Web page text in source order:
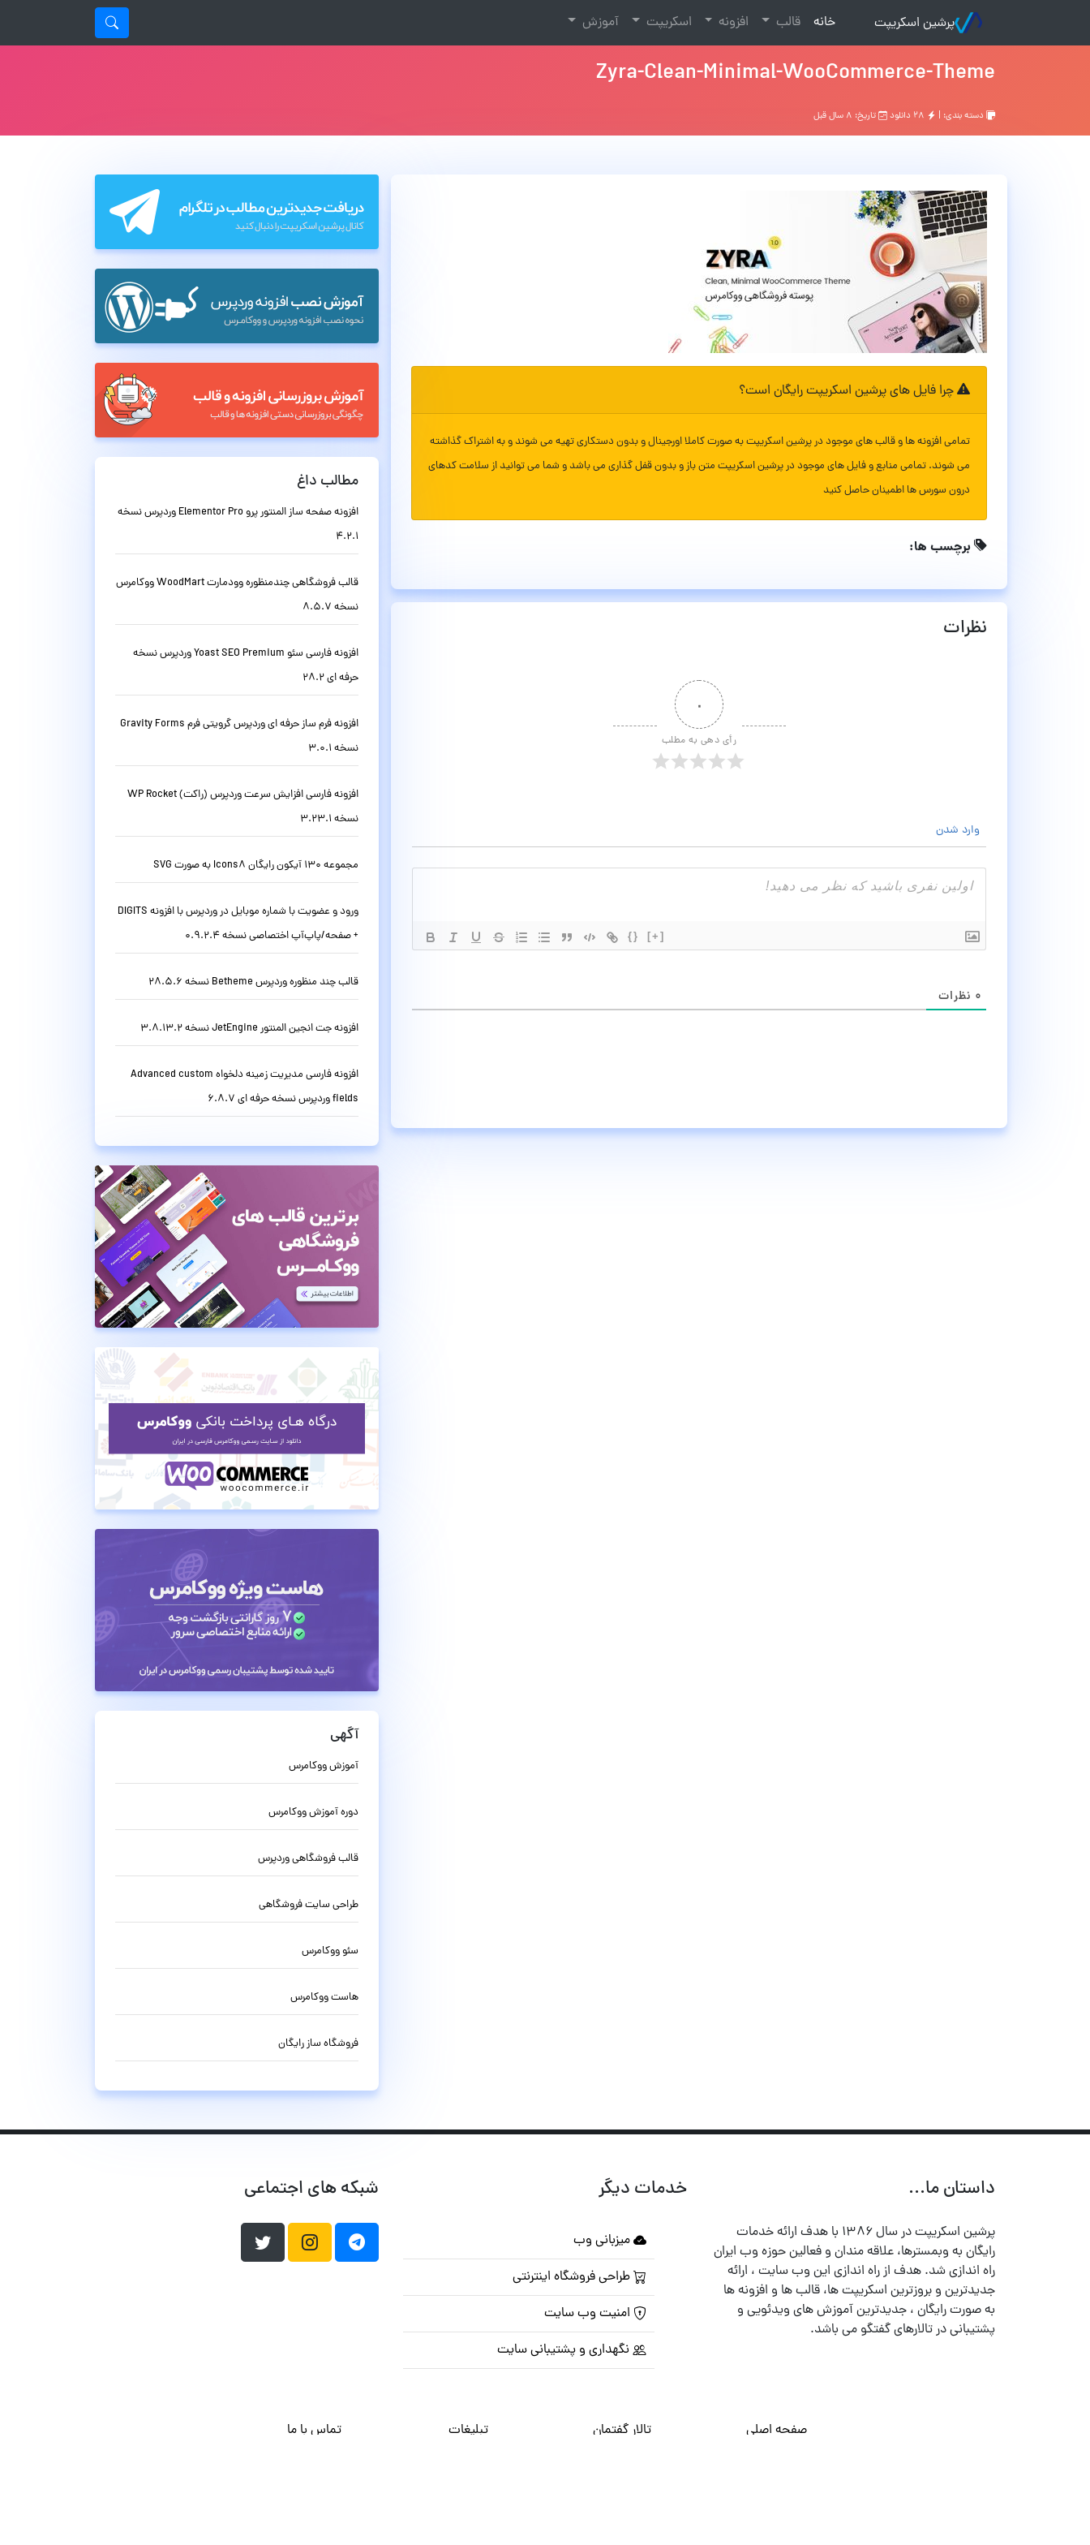
پرشین اسکریپت خانه
(current) قالب افزونه اسکریپت آموزش
Zyra-Clean-Minimal-WooCommerce-Theme
دسته بندی: | تاریخ: ۸ سال قبل
چرا فایل های پرشین اسکریپت رایگان است؟
تمامی افزونه ها و قالب های موجود در پرشین اسکریپت به صورت کاملا اورجینال و بدون دستکاری تهیه می شوند و به اشتراک گذاشته
می شوند. تمامی منابع و فایل های موجود در پرشین اسکریپت متن باز و بدون قفل گذاری می باشد و شما می توانید از سلامت کدهای
درون سورس ها اطمینان حاصل کنید
برچسب ها:
نظرات
۰
رأی دهی به مطلب
وارد شدن
{} [+]
۰ نظرات
مطالب داغ
افزونه صفحه ساز المنتور پرو Elementor Pro وردپرس نسخه
4.2.1
قالب فروشگاهی چندمنظوره وودمارت WoodMart ووکامرس
نسخه 8.5.7
افزونه فارسی سئو Yoast SEO Premium وردپرس نسخه
حرفه ای 28.2
افزونه فرم ساز حرفه ای وردپرس گرویتی فرم Gravity Forms
نسخه 3.0.1
افزونه فارسی افزایش سرعت وردپرس (راکت) WP Rocket
نسخه 3.23.1
مجموعه 130 آیکون رایگان Icons8 به صورت SVG
ورود و عضویت با شماره موبایل در وردپرس با افزونه DIGITS
+ صفحه/پاپ‌آپ اختصاصی نسخه 0.9.2.4
قالب چند منظوره وردپرس Betheme نسخه 28.5.6
افزونه جت انجین المنتور JetEngine نسخه 3.8.13.2
افزونه فارسی مدیریت زمینه دلخواه Advanced custom
fields وردپرس نسخه حرفه ای 6.8.7
آگهی
آموزش ووکامرس
دوره آموزش ووکامرس
قالب فروشگاهی وردپرس
طراحی سایت فروشگاهی
سئو ووکامرس
هاست ووکامرس
فروشگاه ساز رایگان
داستان ما...
پرشین اسکریپت در سال ۱۳۸۶ با هدف ارائه خدمات
رایگان به وبمسترها، علاقه مندان و فعالین حوزه وب ایران
راه اندازی شد. هدف از راه اندازی این وب سایت ، ارائه
جدیدترین و بروزترین اسکریپت ها، قالب ها و افزونه ها
به صورت رایگان ، جدیدترین آموزش های ویدئویی و
پشتیبانی در تالارهای گفتگو می باشد.
خدمات دیگر
میزبانی وب
طراحی فروشگاه اینترنتی
امنیت وب سایت
نگهداری و پشتیبانی سایت
شبکه های اجتماعی
صفحه اصلی تالار گفتمان تبلیغات تماس با ما